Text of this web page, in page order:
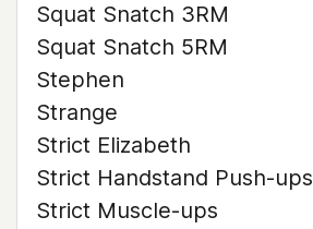
Squat Snatch 3RM
Squat Snatch 5RM
Stephen
Strange
Strict Elizabeth
Strict Handstand Push-ups
Strict Muscle-ups